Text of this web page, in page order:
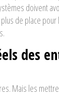
doivent
plus de place
des
Mais les